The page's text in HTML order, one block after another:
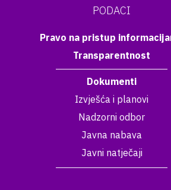
PODACI
Pravo na pristup
Transparentnost
Dokumenti
Izvješća i planovi
Nadzorni odbor
Javna nabava
Javni natječaji